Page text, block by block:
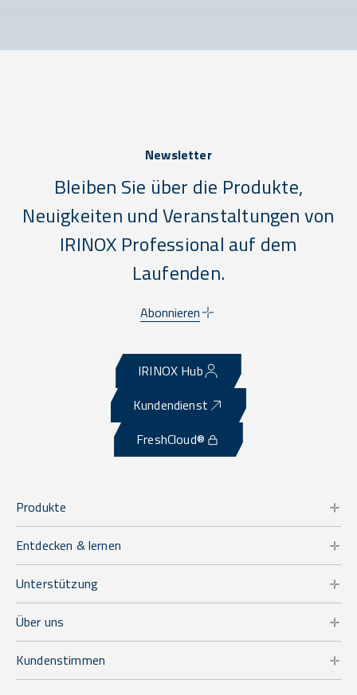
Newsletter
Bleiben Sie über die Produkte,
Neuigkeiten und Veranstaltungen von
IRINOX Professional auf dem
Laufenden.
Abonnieren
IRINOX Hub
Kundendienst
FreshCloud®
Produkte
Entdecken & lernen
Unterstützung
Über uns
Kundenstimmen